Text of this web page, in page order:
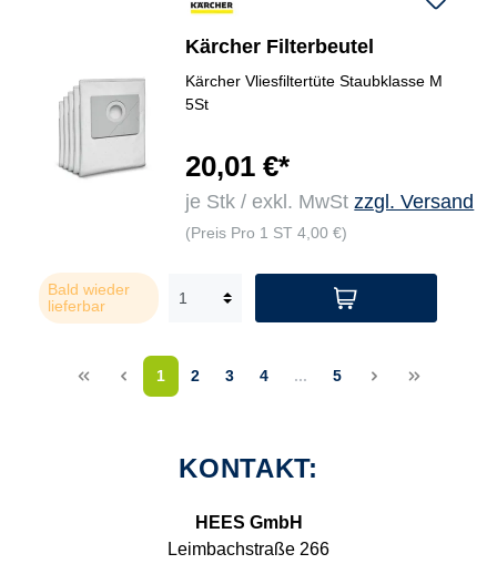
Kärcher Filterbeutel
Kärcher Vliesfiltertüte Staubklasse M
5St
20,01 €*
je Stk / exkl. MwStzzgl. Versand
(Preis Pro 1 ST 4,00 €)
Bald wieder
lieferbar
<< < 1 2 3 4 ... 5 > >>
KONTAKT:
HEES GmbH
Leimbachstraße 266